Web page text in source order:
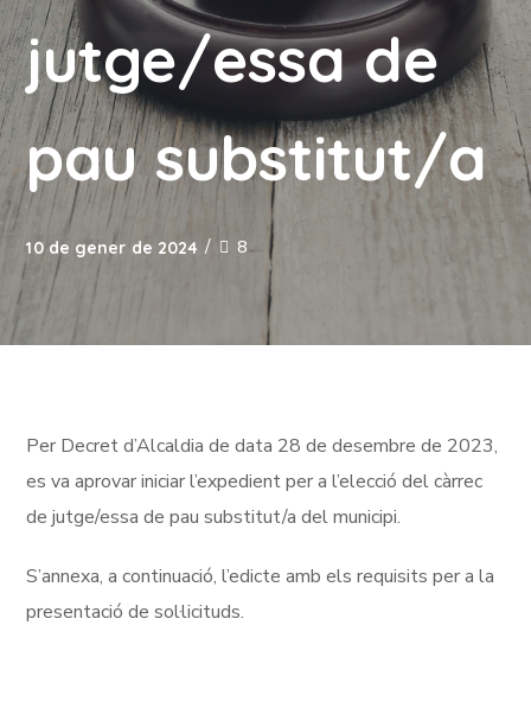
jutge/essa de
pau substitut/a
10 de gener de 2024 8
Per Decret d’Alcaldia de data 28 de desembre de 2023,
es va aprovar iniciar l’expedient per a l’elecció del càrrec
de jutge/essa de pau substitut/a del municipi.
S’annexa, a continuació, l’edicte amb els requisits per a la
presentació de sol·licituds.